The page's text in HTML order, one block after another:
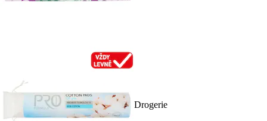
Drogerie